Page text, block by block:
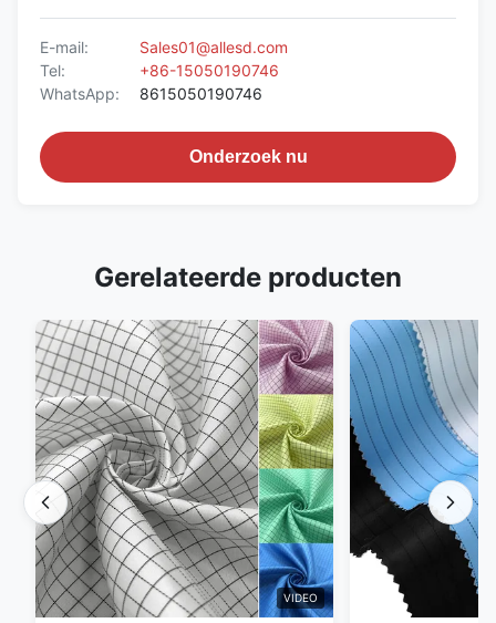
E-mail:
Sales01@allesd.com
Tel:
+86-15050190746
WhatsApp:
8615050190746
Onderzoek nu
Gerelateerde producten
VIDEO